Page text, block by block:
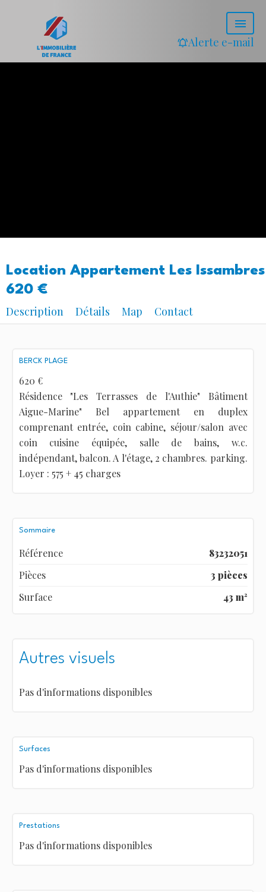
Alerte e-mail
Location Appartement Les Issambres
620 €
Description
Détails Map Contact
BERCK PLAGE
620 €
Résidence "Les Terrasses de l'Authie" Bâtiment
Aigue-Marine" Bel appartement en duplex
comprenant entrée, coin cabine, séjour/salon avec
coin cuisine équipée, salle de bains, w.c.
indépendant, balcon. A l'étage, 2 chambres. parking.
Loyer : 575 + 45 charges
Sommaire
Référence
83232051
Pièces
3 pièces
Surface
43 m²
Autres visuels
Pas d'informations disponibles
Surfaces
Pas d'informations disponibles
Prestations
Pas d'informations disponibles